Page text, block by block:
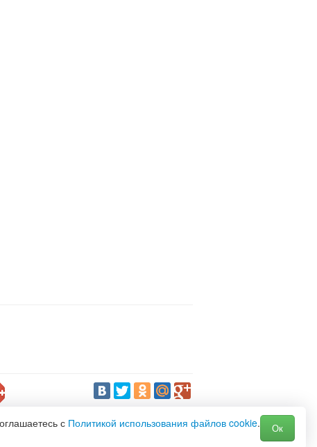
с Политикой использования файлов cookie.
Ок